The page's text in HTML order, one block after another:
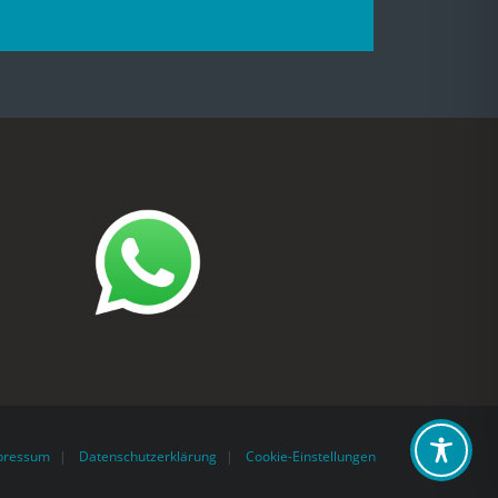
Datenschutzerklärung Cookie-Einstellungen